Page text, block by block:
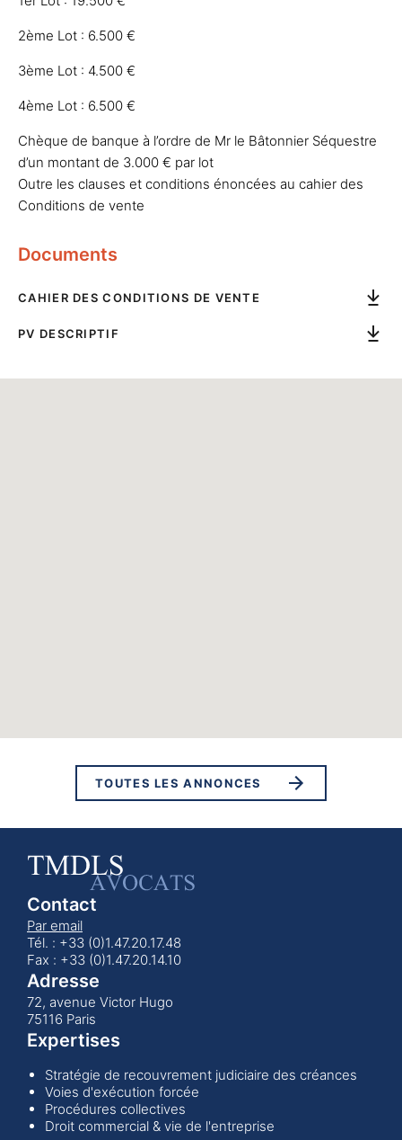
2ème Lot : 6.500 €
3ème Lot : 4.500 €
4ème Lot : 6.500 €
Chèque de banque à l’ordre de Mr le Bâtonnier Séquestre
d’un montant de 3.000 € par lot
Outre les clauses et conditions énoncées au cahier des
Conditions de vente
Documents
CAHIER DES CONDITIONS DE VENTE
PV DESCRIPTIF
TOUTES LES ANNONCES
Contact
Par email
Tél. : +33 (0)1.47.20.17.48
Fax : +33 (0)1.47.20.14.10
Adresse
72, avenue Victor Hugo
75116 Paris
Expertises
Stratégie de recouvrement judiciaire des créances
Voies d'exécution forcée
Procédures collectives
Droit commercial & vie de l'entreprise